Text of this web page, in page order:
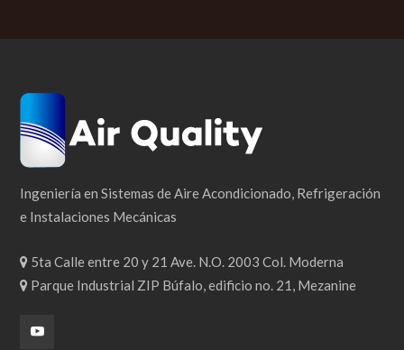
Ingeniería en Sistemas de Aire Acondicionado, Refrigeración
e Instalaciones Mecánicas
5ta Calle entre 20 y 21 Ave. N.O. 2003 Col. Moderna
Parque Industrial ZIP Búfalo, edificio no. 21, Mezanine